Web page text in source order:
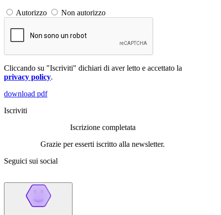
Autorizzo Non autorizzo
Cliccando su "Iscriviti" dichiari di aver letto e accettato la
privacy policy.
download pdf
Iscriviti
Iscrizione completata
Grazie per esserti iscritto alla newsletter.
Seguici sui social